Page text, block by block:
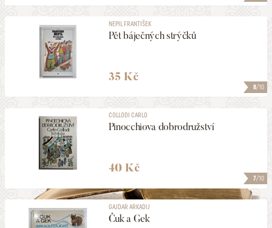
8/10
NEPIL FRANTIŠEK
Pět báječných strýčků
35 Kč
7/10
COLLODI CARLO
Pinocchiova dobrodružství
40 Kč
GAJDAR ARKADIJ
Čuk a Gek